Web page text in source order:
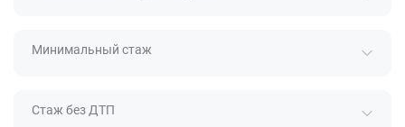
Минимальный стаж
Стаж без ДТП